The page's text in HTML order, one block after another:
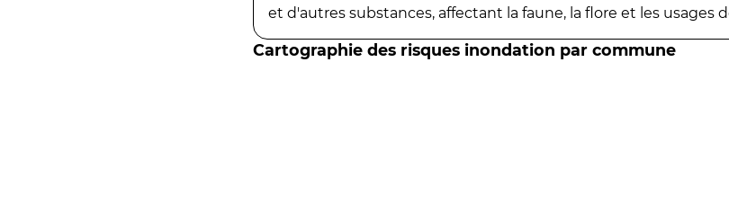
et d'autres substances, affectant la faune, la flore et les usages
Cartographie des risques inondation par commune